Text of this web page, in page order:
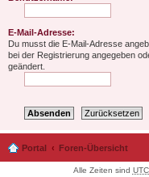
E-Mail-Adresse:
Du musst die E-Mail-Adresse
bei der Registrierung angegeben
geändert.
Portal Foren-Übersicht
Alle Zeiten sind